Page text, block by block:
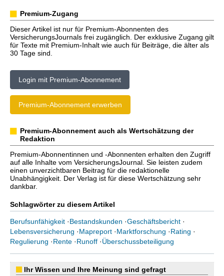
Premium-Zugang
Dieser Artikel ist nur für Premium-Abonnenten des
VersicherungsJournals frei zugänglich. Der exklusive Zugang gilt
für Texte mit Premium-Inhalt wie auch für Beiträge, die älter als
30 Tage sind.
Login mit Premium-Abonnement
Premium-Abonnement erwerben
Premium-Abonnement auch als Wertschätzung der
Redaktion
Premium-Abonnentinnen und -Abonnenten erhalten den Zugriff
auf alle Inhalte vom VersicherungsJournal. Sie leisten zudem
einen unverzichtbaren Beitrag für die redaktionelle
Unabhängigkeit. Der Verlag ist für diese Wertschätzung sehr
dankbar.
Schlagwörter zu diesem Artikel
Berufsunfähigkeit ·Bestandskunden ·Geschäftsbericht ·
Lebensversicherung ·Mapreport ·Marktforschung ·Rating ·
Regulierung ·Rente ·Runoff ·Überschussbeteiligung
Ihr Wissen und Ihre Meinung sind gefragt